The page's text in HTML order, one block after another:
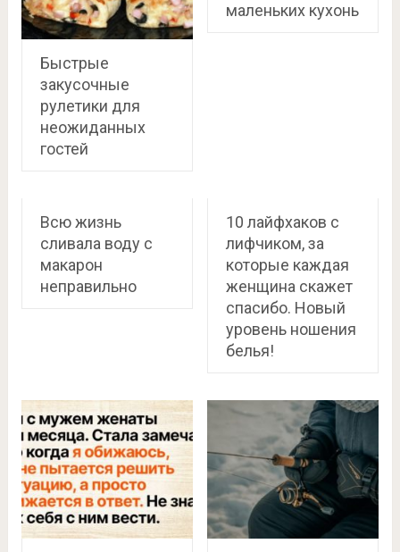
Быстрые
закусочные
рулетики для
неожиданных
гостей
маленьких кухонь
Всю жизнь
сливала воду с
макарон
неправильно
10 лайфхаков с
лифчиком, за
которые каждая
женщина скажет
спасибо. Новый
уровень ношения
белья!